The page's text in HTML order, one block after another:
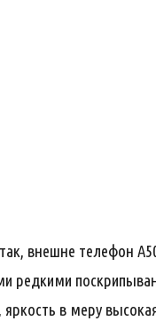
внешне телефон
редкими
в меру